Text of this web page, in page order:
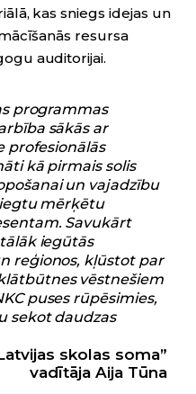
kas sniegs idejas un
resursa
auditorijai.
programmas
sākās ar
profesionālās
kā pirmais solis
un vajadzību
mērķētu
Savukārt
iegūtās
reģionos, kļūstot par
vēstnešiem
puses rūpēsimies,
sekot daudzas
skolas soma”
vadītāja Aija Tūna